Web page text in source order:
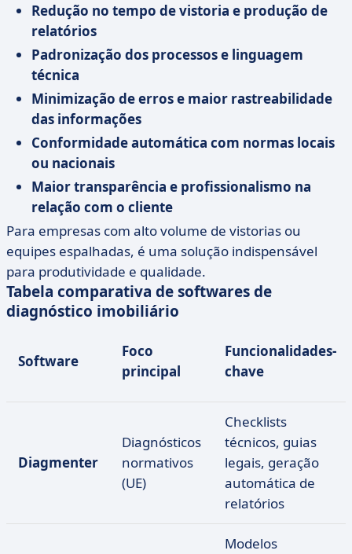
Redução no tempo de vistoria e produção de
relatórios
Padronização dos processos e linguagem
técnica
Minimização de erros e maior rastreabilidade
das informações
Conformidade automática com normas locais
ou nacionais
Maior transparência e profissionalismo na
relação com o cliente
Para empresas com alto volume de vistorias ou
equipes espalhadas, é uma solução indispensável
para produtividade e qualidade.
Tabela comparativa de softwares de
diagnóstico imobiliário
Software
Foco
principal
Funcionalidades-
chave
Diagmenter
Diagnósticos
normativos
(UE)
Checklists
técnicos, guias
legais, geração
automática de
relatórios
Modelos